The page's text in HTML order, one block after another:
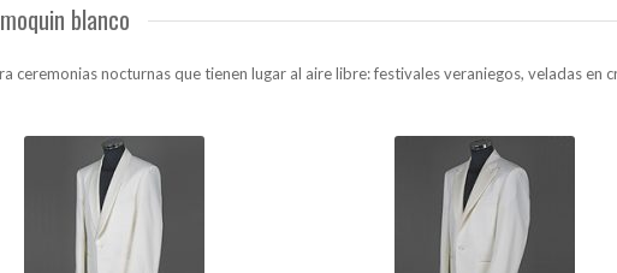
blanco
ceremonias nocturnas que tienen lugar al aire libre: festivales veraniegos, veladas en